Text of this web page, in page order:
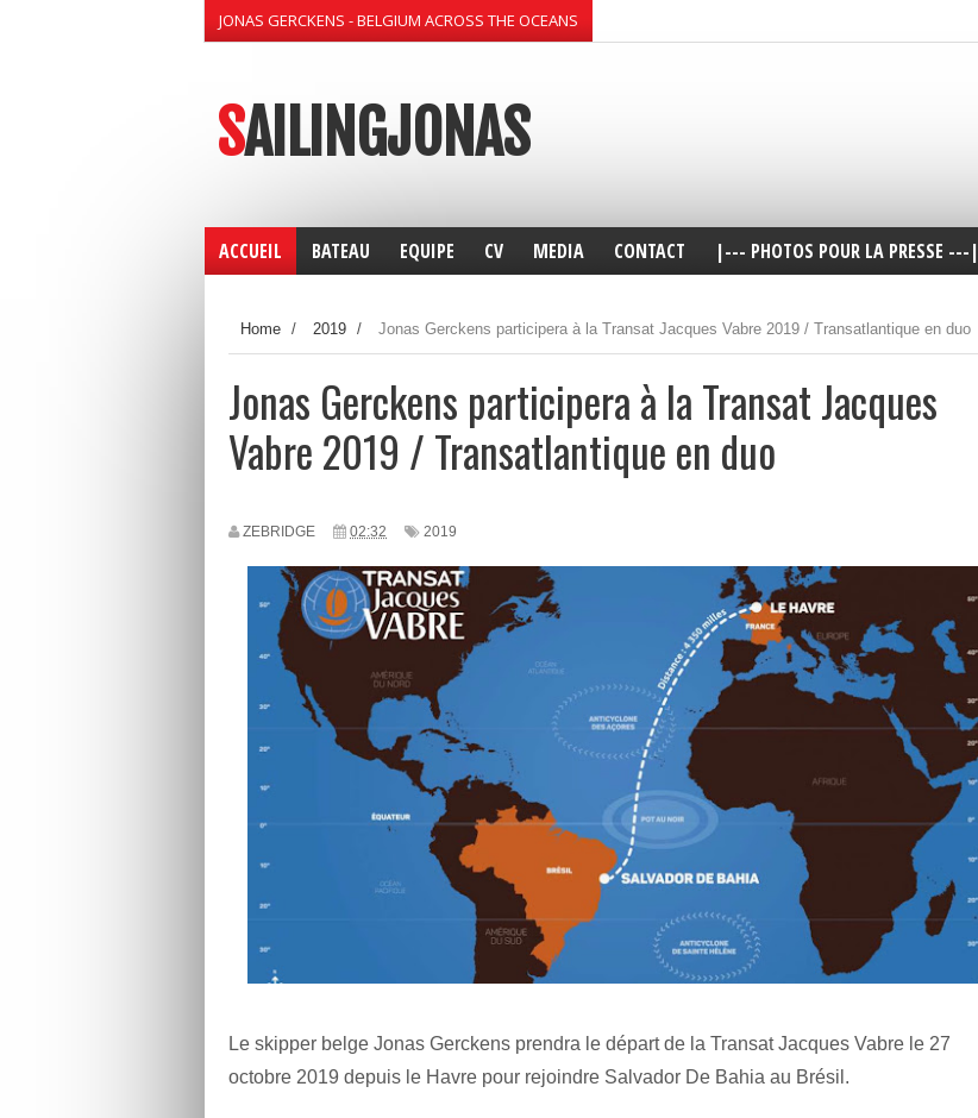
JONAS GERCKENS - BELGIUM ACROSS THE OCEANS
SAILINGJONAS
ACCUEIL BATEAU EQUIPE CV MEDIA CONTACT |--- PHOTOS POUR LA PRESSE ---|
Home / 2019 / Jonas Gerckens participera à la Transat Jacques Vabre 2019 / Transatlantique en duo
Jonas Gerckens participera à la Transat Jacques
Vabre 2019 / Transatlantique en duo
ZEBRIDGE 02:32 2019
Le skipper belge Jonas Gerckens prendra le départ de la Transat Jacques Vabre le 27
octobre 2019 depuis le Havre pour rejoindre Salvador De Bahia au Brésil.